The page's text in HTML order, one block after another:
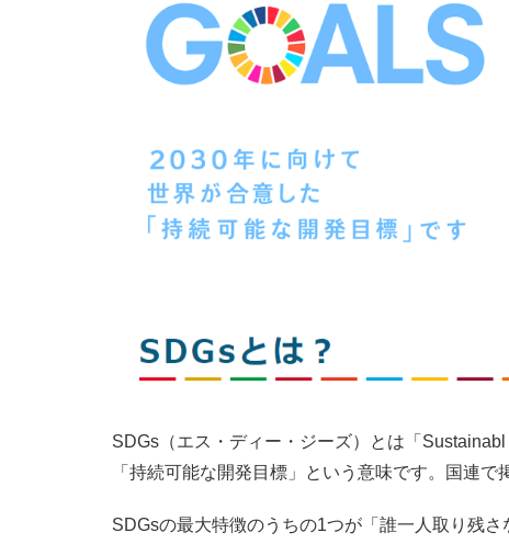
SDGs（エス・ディー・ジーズ）とは「
「持続可能な開発目標」という意味です。国連
SDGsの最大特徴のうちの1つが「誰一人取り残